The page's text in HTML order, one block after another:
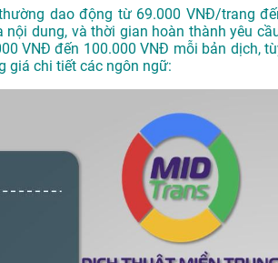
dao động từ 69.000 VNĐ/trang
dung, và thời gian hoàn thành yêu
VNĐ đến 100.000 VNĐ mỗi bản dịch,
giá chi tiết các ngôn ngữ: